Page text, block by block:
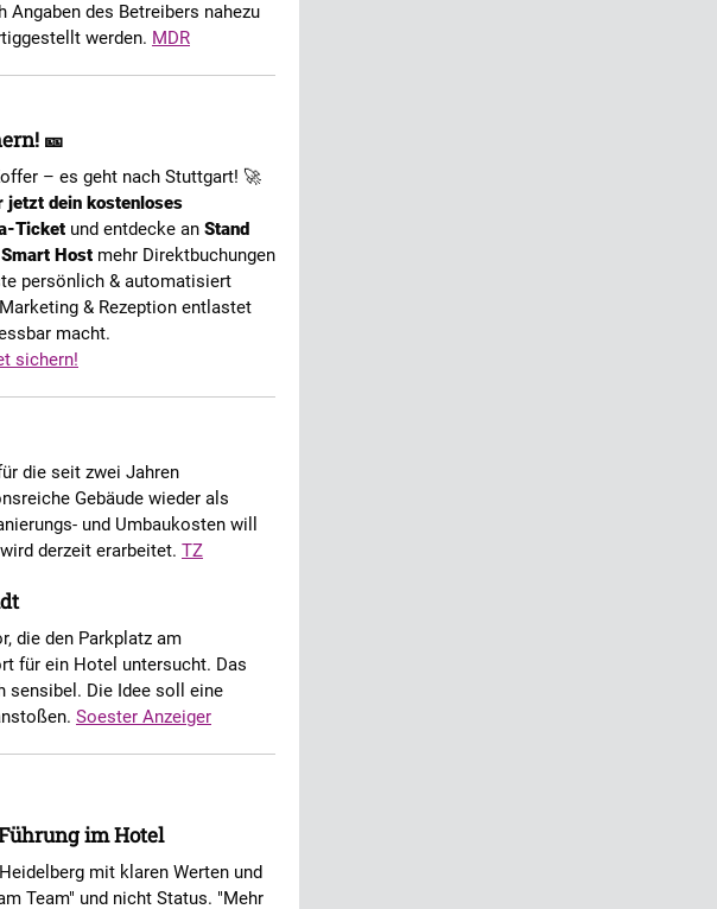
Angaben des Betreibers nahezu
werden. MDR
🎫
– es geht nach Stuttgart! 🚀
jetzt dein kostenloses
Ticket und entdecke an Stand
Smart Host mehr Direktbuchungen
persönlich & automatisiert
& Rezeption entlastet
macht.
sichern!
die seit zwei Jahren
Gebäude wieder als
und Umbaukosten will
derzeit erarbeitet. TZ
die den Parkplatz am
für ein Hotel untersucht. Das
sensibel. Die Idee soll eine
Soester Anzeiger
im Hotel
mit klaren Werten und
Team" und nicht Status. "Mehr